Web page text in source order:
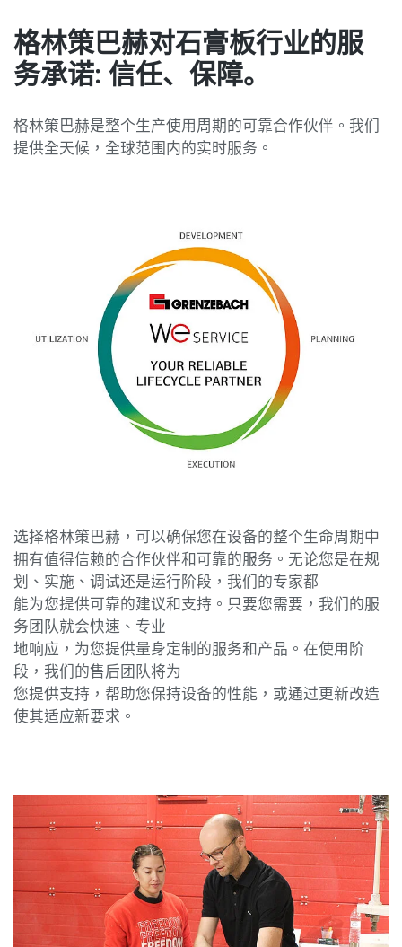
格林策巴赫对石膏板行业的服
务承诺: 信任、保障。
格林策巴赫是整个生产使用周期的可靠合作伙伴。我们
提供全天候，全球范围内的实时服务。
选择格林策巴赫，可以确保您在设备的整个生命周期中
拥有值得信赖的合作伙伴和可靠的服务。无论您是在规
划、实施、调试还是运行阶段，我们的专家都
能为您提供可靠的建议和支持。只要您需要，我们的服
务团队就会快速、专业
地响应，为您提供量身定制的服务和产品。在使用阶
段，我们的售后团队将为
您提供支持，帮助您保持设备的性能，或通过更新改造
使其适应新要求。